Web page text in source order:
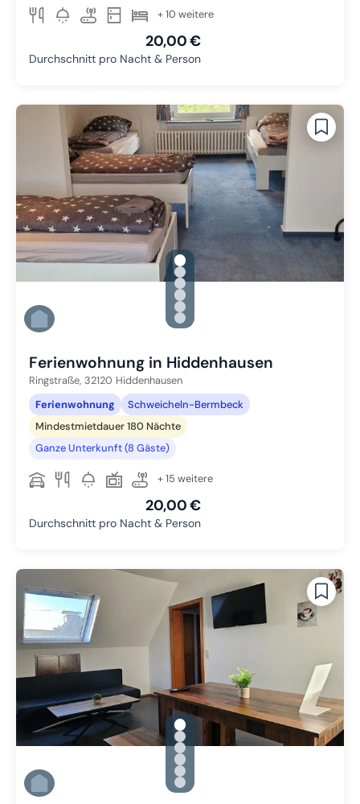
+ 10 weitere
20,00 €
Durchschnitt pro Nacht & Person
gallery.slide_selector
Zu Slide 1 wechseln
Zu Slide 2 wechseln
Zu Slide 3 wechseln
Zu Slide 4 wechseln
Zu Slide 5 wechseln
Zu Slide 6 wechseln
Ferienwohnung in Hiddenhausen
Ringstraße, 32120 Hiddenhausen
Ferienwohnung
Schweicheln-Bermbeck
Mindestmietdauer 180 Nächte
Ganze Unterkunft (8 Gäste)
+ 15 weitere
20,00 €
Durchschnitt pro Nacht & Person
gallery.slide_selector
Zu Slide 1 wechseln
Zu Slide 2 wechseln
Zu Slide 3 wechseln
Zu Slide 4 wechseln
Zu Slide 5 wechseln
Zu Slide 6 wechseln